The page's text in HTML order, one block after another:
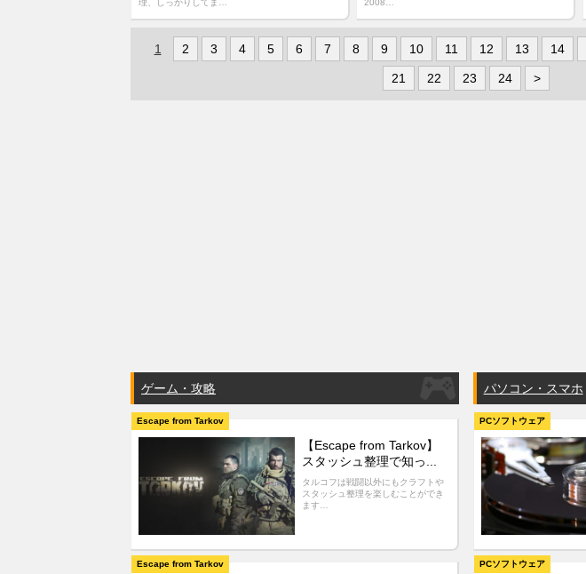
理、しっかりしてま…
2008…
1 2 3 4 5 6 7 8 9 10 11 12 13 14
21 22 23 24 >
ゲーム・攻略
【Escape from Tarkov】
スタッシュ整理で知っ...
タルコフは戦闘以外にもクラフトや
スタッシュ整理を楽しむことができ
ます…
Escape from Tarkov
Escape from Tarkov
パソコン・スマホ
PCソフトウェア
PCソフトウェア